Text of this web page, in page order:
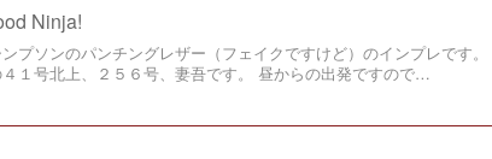
Ninja!
プソンのパンチングレザー（フェイクですけど）のインプレです。
１号北上、２５６号、妻吾です。 昼からの出発ですので…